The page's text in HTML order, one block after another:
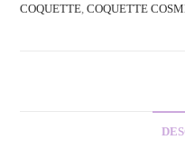
COQUETTE ,COQUETTE